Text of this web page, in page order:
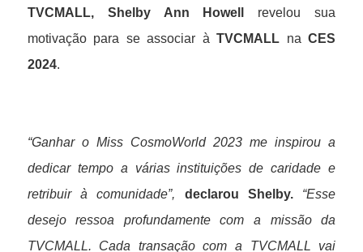
TVCMALL,
Shelby Ann Howell
revelou sua
motivação para se associar àTVCMALL naCES
2024.
“Ganhar o Miss CosmoWorld 2023 me inspirou a
dedicar tempo a várias instituições de caridade e
retribuir à comunidade”,
declarou Shelby.
“Esse
desejo ressoa profundamente com a missão da
TVCMALL. Cada transação com a TVCMALL vai